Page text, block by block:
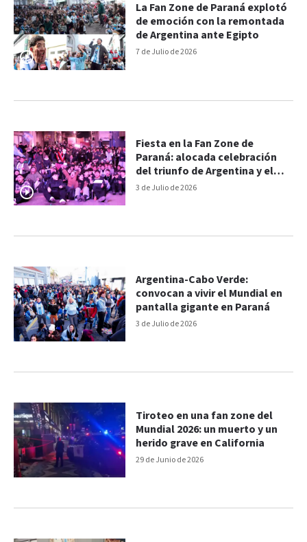
7 de Julio de 2026
La Fan Zone de Paraná explotó
de emoción con la remontada
de Argentina ante Egipto
3 de Julio de 2026
Fiesta en la Fan Zone de
Paraná: alocada celebración
del triunfo de Argentina y el
golazo de Lisandro Martínez
3 de Julio de 2026
Argentina-Cabo Verde:
convocan a vivir el Mundial en
pantalla gigante en Paraná
29 de Junio de 2026
Tiroteo en una fan zone del
Mundial 2026: un muerto y un
herido grave en California